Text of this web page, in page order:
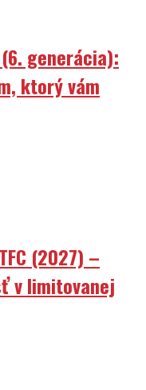
generácia):
ktorý vám
(2027) –
v limitovanej